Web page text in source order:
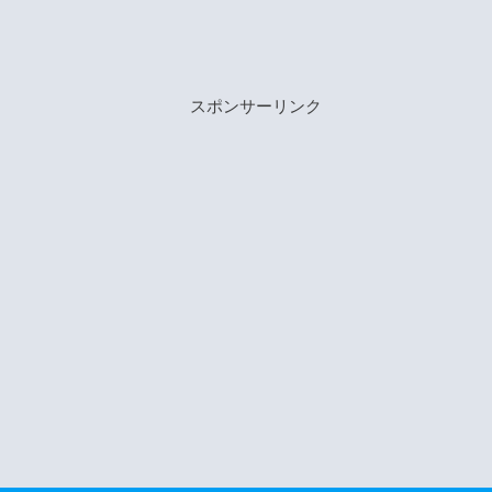
スポンサーリンク